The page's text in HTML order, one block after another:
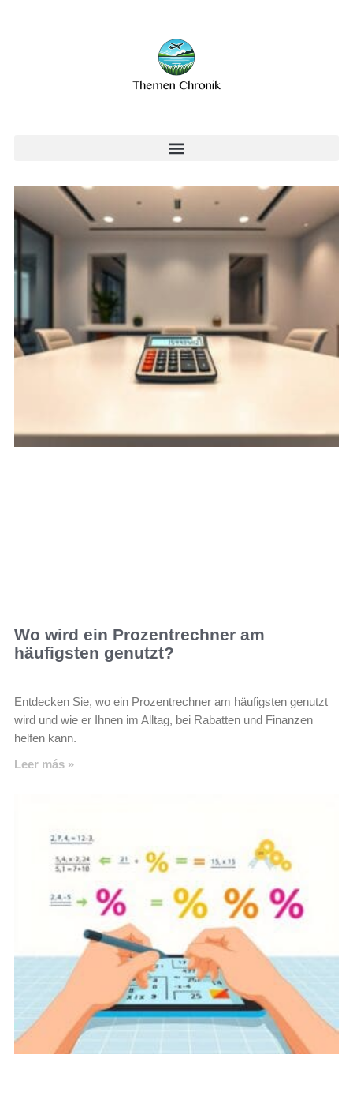
Wo wird ein Prozentrechner am
häufigsten genutzt?
Entdecken Sie, wo ein Prozentrechner am häufigsten genutzt
wird und wie er Ihnen im Alltag, bei Rabatten und Finanzen
helfen kann.
Leer más »